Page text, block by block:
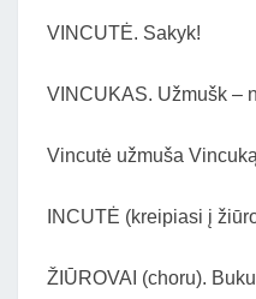
VINCUTĖ. Sakyk!
VINCUKAS. Užmušk –
Vincutė užmuša Vincuką
INCUTĖ (kreipiasi į
ŽIŪROVAI (choru).